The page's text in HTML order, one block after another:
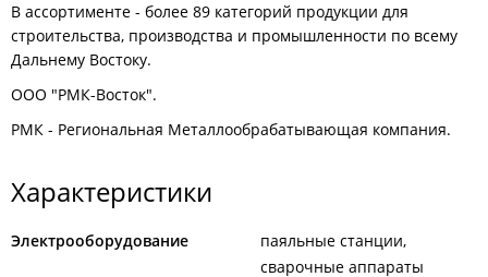
В ассортименте - более 89 категорий продукции для
строительства, производства и промышленности по всему
Дальнему Востоку.
ООО "РМК-Восток".
РМК - Региональная Металлообрабатывающая компания.
Характеристики
Электрооборудование
паяльные станции
сварочные аппараты